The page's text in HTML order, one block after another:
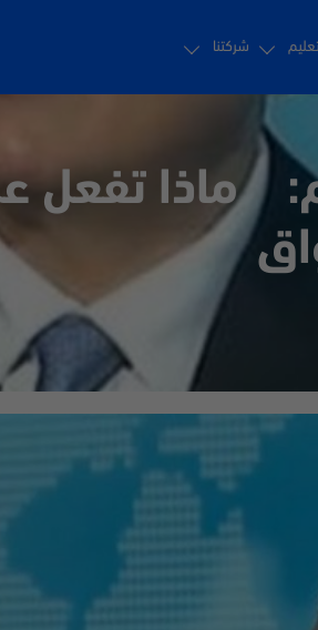
شركتنا
ماذا تفعل